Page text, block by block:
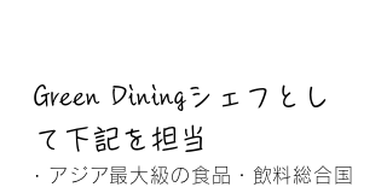
Green Diningシェフとし
て下記を担当
· アジア最大級の食品・飲料総合国